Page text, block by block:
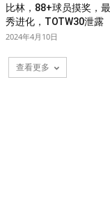
比林，88+球员摸奖，
秀进化，TOTW30泄露
2024年4月10日
查看更多